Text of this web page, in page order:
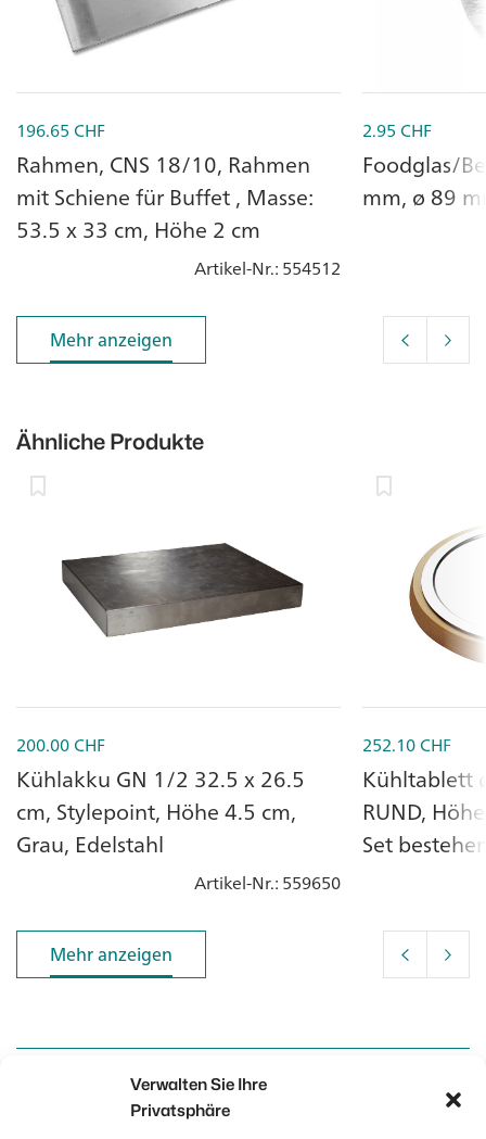
Verwalten Sie Ihre
Privatsphäre
196.65 CHF
Rahmen, CNS 18/10, Rahmen
mit Schiene für Buffet , Masse:
53.5 x 33 cm, Höhe 2 cm
Artikel-Nr.: 554512
2.95 CHF
Foodglas/
mm, ø 89
Mehr anzeigen
Mehr anzeigen
Ähnliche Produkte
200.00CHF
Kühlakku GN 1/2 32.5 x 26.5
cm, Stylepoint, Höhe 4.5 cm,
Grau, Edelstahl
Artikel-Nr.: 559650
252.10CHF
Kühltablett
RUND,
Set
Mehr anzeigen
Mehr anzeigen
Kontakt
Kontakt